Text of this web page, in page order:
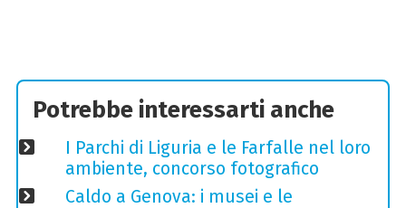
Potrebbe interessarti anche
I Parchi di Liguria e le Farfalle nel loro
ambiente, concorso fotografico
Caldo a Genova: i musei e le